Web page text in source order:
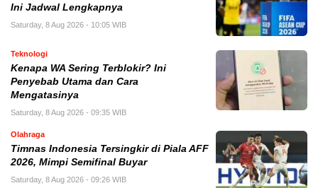
Ini Jadwal Lengkapnya
Saturday, 8 Aug 2026 - 10:05 WIB
Teknologi
Kenapa WA Sering Terblokir? Ini
Penyebab Utama dan Cara
Mengatasinya
Saturday, 8 Aug 2026 - 09:35 WIB
Olahraga
Timnas Indonesia Tersingkir di Piala AFF
2026, Mimpi Semifinal Buyar
Saturday, 8 Aug 2026 - 09:26 WIB